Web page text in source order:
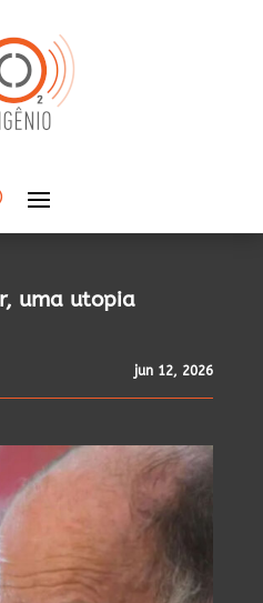
uma utopia
jun 12, 2026